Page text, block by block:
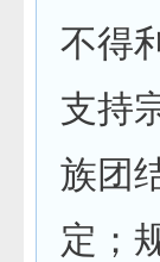
不得
支持
族团
定；